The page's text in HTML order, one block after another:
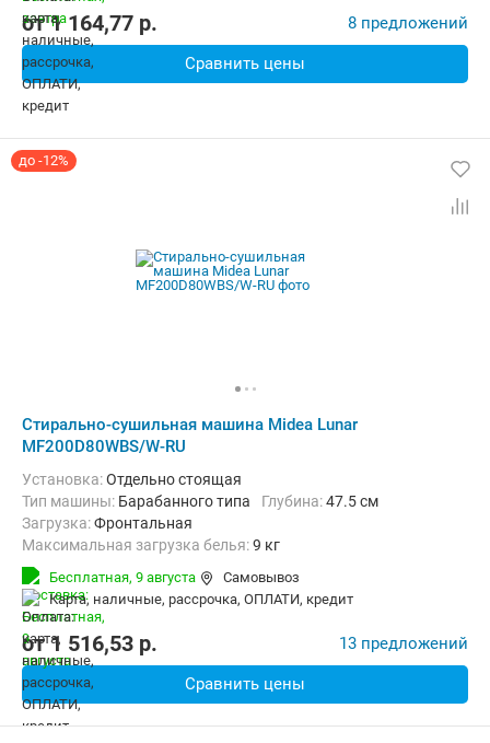
Безопасность:Защита от детей
от1 164,77 p. 8 предложений
Сравнить цены
до -12%
Стирально-сушильная машина Midea Lunar
MF200D80WBS/W-RU
Установка:Отдельно стоящая
Тип машины: Барабанного типа Глубина:47.5 см
загрузка:Фронтальная
Максимальная загрузка белья:9 кг
Количество программ:
Сушка:Есть Материал бака:
Дополнительные функции:
Возможность дозагрузки белья,
Безопасность:Защита от детей, Защита от протечек
Ширина:59.5 см
Бесплатная, 9 августа
Самовывоз
карта, наличные, рассрочка, ОПЛАТИ, кредит
от1 516,53 p. 13 предложений
Сравнить цены